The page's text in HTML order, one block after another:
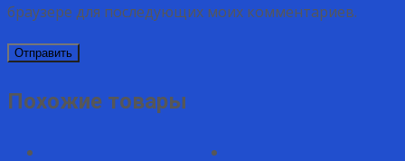
браузере для последующих моих комментариев.
Похожие товары